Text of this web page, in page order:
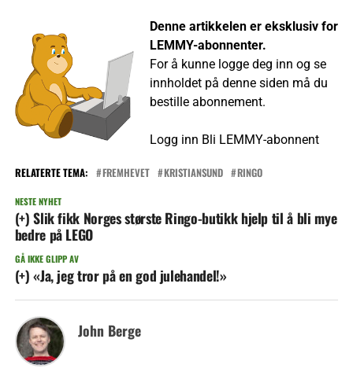
Denne artikkelen er eksklusiv for
LEMMY-abonnenter.
For å kunne logge deg inn og se
innholdet på denne siden må du
bestille abonnement.
Logg inn Bli LEMMY-abonnent
RELATERTE TEMA: FREMHEVET KRISTIANSUND RINGO
NESTE NYHET
(+) Slik fikk Norges største Ringo-butikk hjelp til å bli mye
bedre på LEGO
GÅ IKKE GLIPP AV
(+) «Ja, jeg tror på en god julehandel!»
John Berge